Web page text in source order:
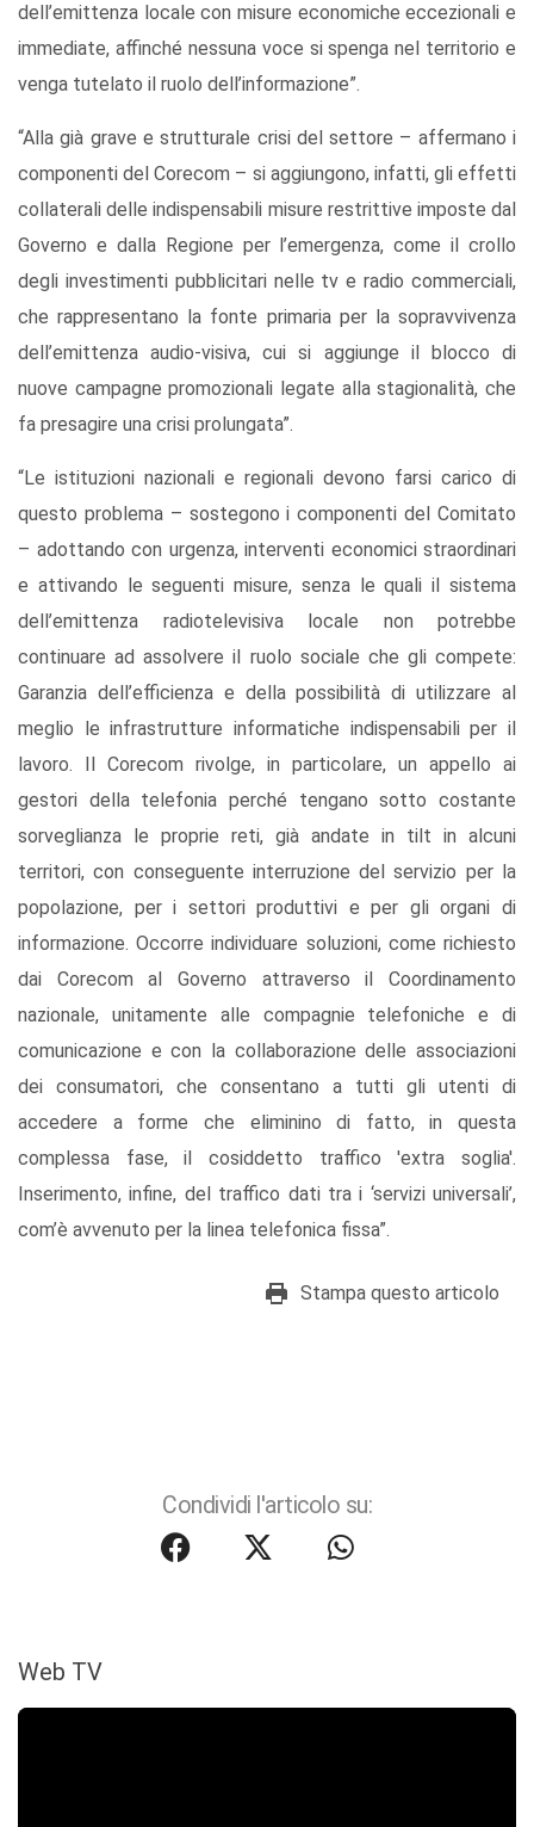
dell’emittenza locale con misure economiche eccezionali e
immediate, affinché nessuna voce si spenga nel territorio e
venga tutelato il ruolo dell’informazione”.
“Alla già grave e strutturale crisi del settore – affermano i
componenti del Corecom – si aggiungono, infatti, gli effetti
collaterali delle indispensabili misure restrittive imposte dal
Governo e dalla Regione per l’emergenza, come il crollo
degli investimenti pubblicitari nelle tv e radio commerciali,
che rappresentano la fonte primaria per la sopravvivenza
dell’emittenza audio-visiva, cui si aggiunge il blocco di
nuove campagne promozionali legate alla stagionalità, che
fa presagire una crisi prolungata”.
“Le istituzioni nazionali e regionali devono farsi carico di
questo problema – sostegono i componenti del Comitato
– adottando con urgenza, interventi economici straordinari
e attivando le seguenti misure, senza le quali il sistema
dell’emittenza radiotelevisiva locale non potrebbe
continuare ad assolvere il ruolo sociale che gli compete:
Garanzia dell’efficienza e della possibilità di utilizzare al
meglio le infrastrutture informatiche indispensabili per il
lavoro. Il Corecom rivolge, in particolare, un appello ai
gestori della telefonia perché tengano sotto costante
sorveglianza le proprie reti, già andate in tilt in alcuni
territori, con conseguente interruzione del servizio per la
popolazione, per i settori produttivi e per gli organi di
informazione. Occorre individuare soluzioni, come richiesto
dai Corecom al Governo attraverso il Coordinamento
nazionale, unitamente alle compagnie telefoniche e di
comunicazione e con la collaborazione delle associazioni
dei consumatori, che consentano a tutti gli utenti di
accedere a forme che eliminino di fatto, in questa
complessa fase, il cosiddetto traffico 'extra soglia'.
Inserimento, infine, del traffico dati tra i ‘servizi universali’,
com’è avvenuto per la linea telefonica fissa”.
Stampa questo articolo
Condividi l'articolo su:
Web TV